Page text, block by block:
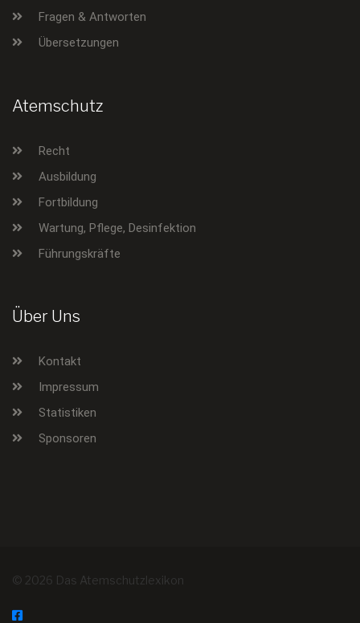
Fragen & Antworten
Übersetzungen
Atemschutz
Recht
Ausbildung
Fortbildung
Wartung, Pflege, Desinfektion
Führungskräfte
Über Uns
Kontakt
Impressum
Statistiken
Sponsoren
© 2026 Das Atemschutzlexikon